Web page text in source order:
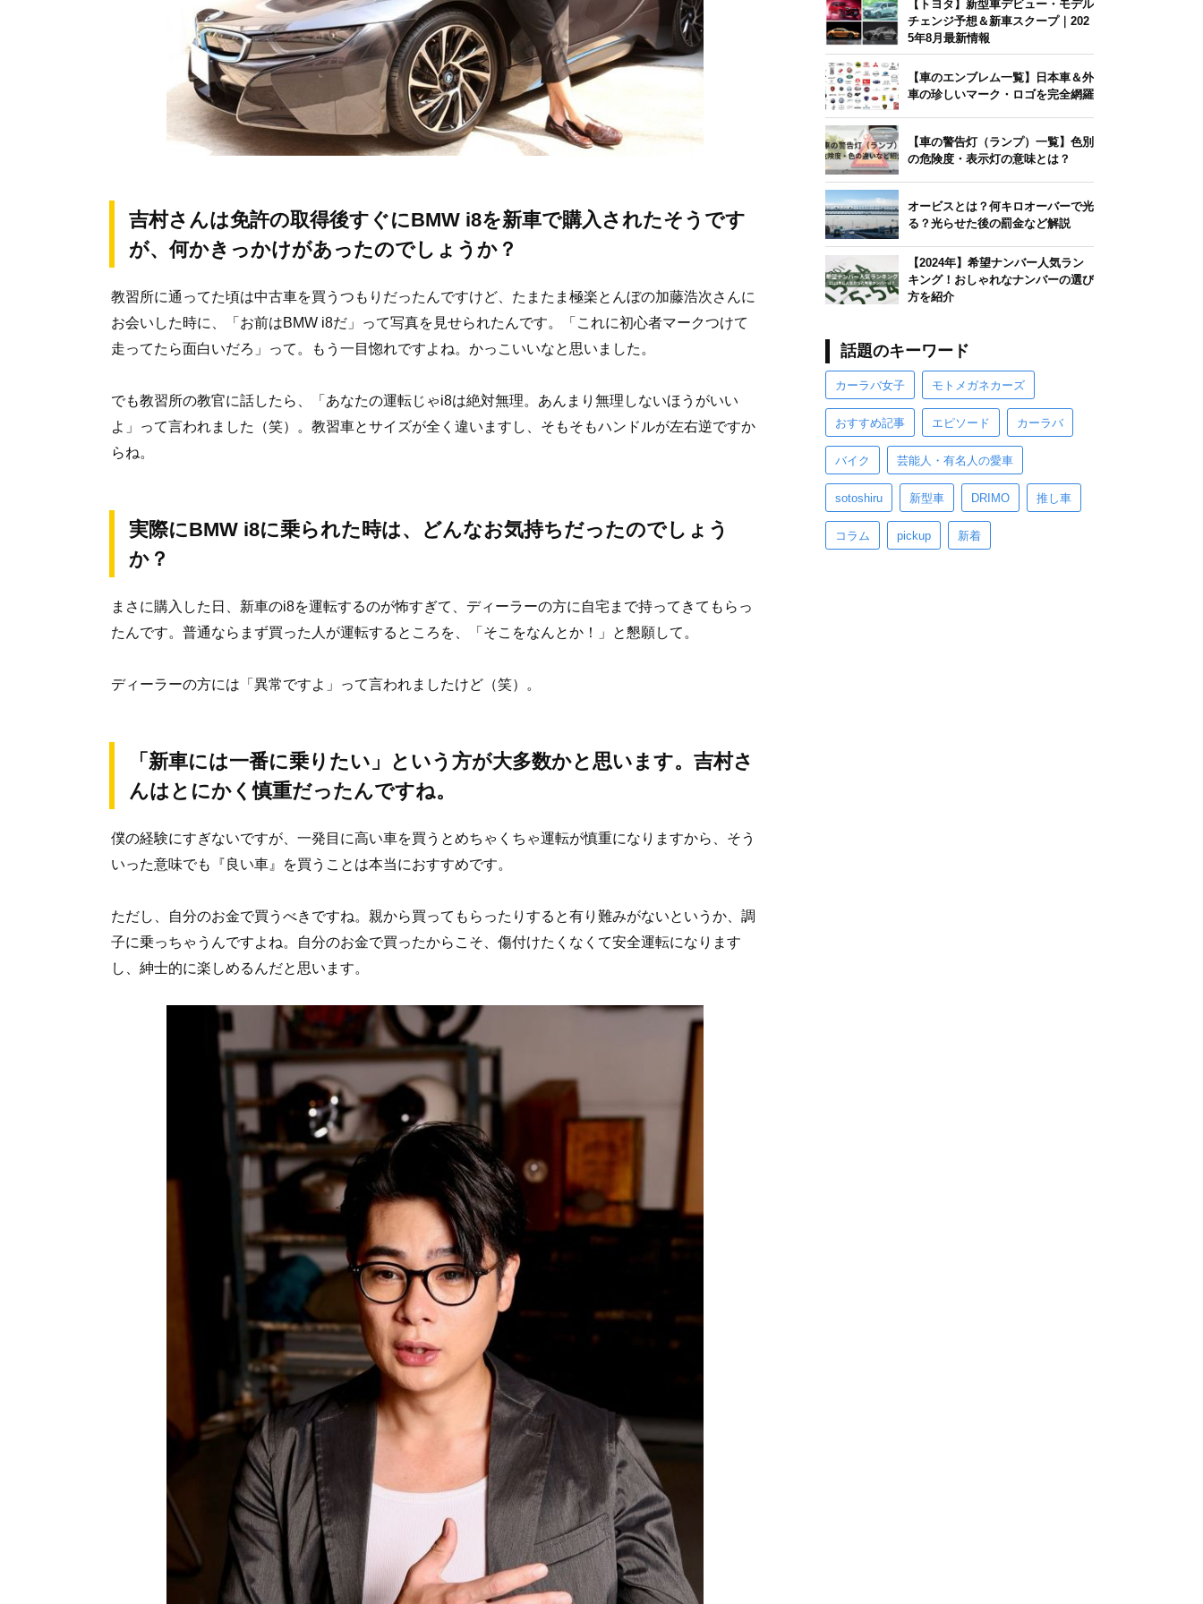
吉村さんは免許の取得後すぐにBMW i8を新車で購入されたそうです
が、何かきっかけがあったのでしょうか？
教習所に通ってた頃は中古車を買うつもりだったんですけど、たまたま極楽とんぼの加藤浩次さんに
お会いした時に、「お前はBMW i8だ」って写真を見せられたんです。「これに初心者マークつけて
走ってたら面白いだろ」って。もう一目惚れですよね。かっこいいなと思いました。
でも教習所の教官に話したら、「あなたの運転じゃi8は絶対無理。あんまり無理しないほうがいい
よ」って言われました（笑）。教習車とサイズが全く違いますし、そもそもハンドルが左右逆ですか
らね。
実際にBMW i8に乗られた時は、どんなお気持ちだったのでしょう
か？
まさに購入した日、新車のi8を運転するのが怖すぎて、ディーラーの方に自宅まで持ってきてもらっ
たんです。普通ならまず買った人が運転するところを、「そこをなんとか！」と懇願して。
ディーラーの方には「異常ですよ」って言われましたけど（笑）。
「新車には一番に乗りたい」という方が大多数かと思います。吉村さ
んはとにかく慎重だったんですね。
僕の経験にすぎないですが、一発目に高い車を買うとめちゃくちゃ運転が慎重になりますから、そう
いった意味でも『良い車』を買うことは本当におすすめです。
ただし、自分のお金で買うべきですね。親から買ってもらったりすると有り難みがないというか、調
子に乗っちゃうんですよね。自分のお金で買ったからこそ、傷付けたくなくて安全運転になります
し、紳士的に楽しめるんだと思います。
【トヨタ】新型車デビュー・モデル
チェンジ予想＆新車スクープ｜202
5年8月最新情報
【車のエンブレム一覧】日本車＆外
車の珍しいマーク・ロゴを完全網羅
【車の警告灯（ランプ）一覧】色別
の危険度・表示灯の意味とは？
オービスとは？何キロオーバーで光
る？光らせた後の罰金など解説
【2024年】希望ナンバー人気ラン
キング！おしゃれなナンバーの選び
方を紹介
話題のキーワード
カーラバ女子 モトメガネカーズ
おすすめ記事 エピソード カーラバ
バイク 芸能人・有名人の愛車
sotoshiru 新型車 DRIMO 推し車
コラム pickup 新着